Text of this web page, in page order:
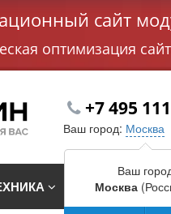
сайт
оптимизация
+7 495
Ваш город: Москва
Ваш
Москва